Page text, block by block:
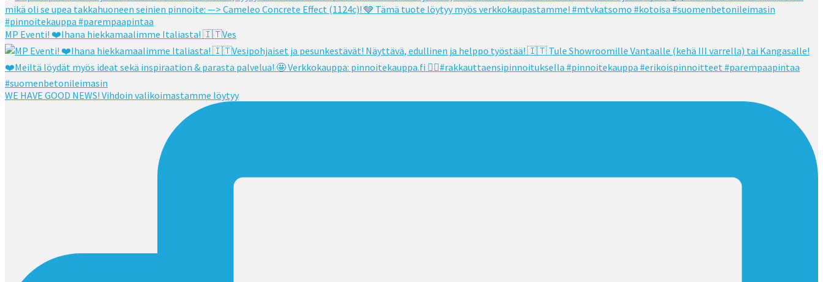
MP Eventi! ❤️Ihana hiekkamaalimme Italiasta! 🇮🇹Ves
WE HAVE GOOD NEWS! Vihdoin valikoimastamme löytyy